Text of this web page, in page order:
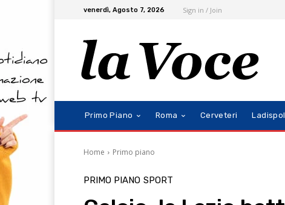
venerdì, Agosto 7, 2026 Sign in / Join
Primo Piano Roma Cerveteri
Home Primo piano
PRIMO PIANO SPORT